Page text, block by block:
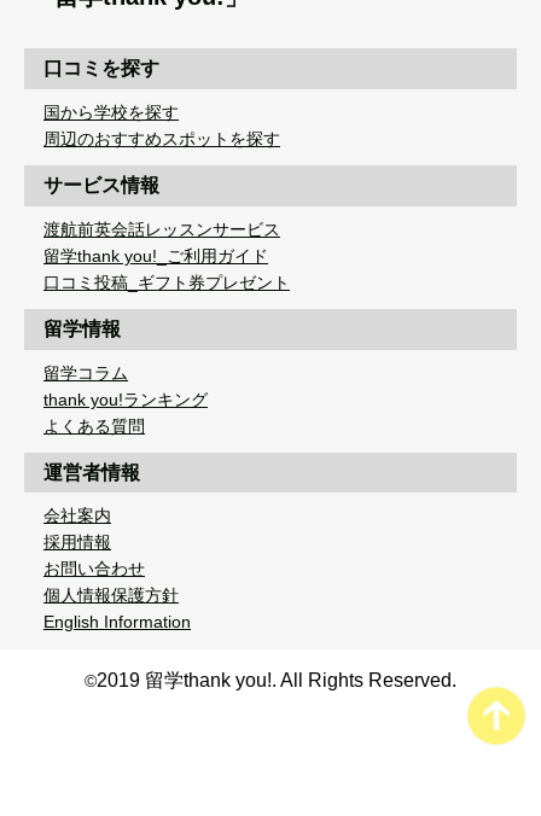
口コミを探す
国から学校を探す
周辺のおすすめスポットを探す
サービス情報
渡航前英会話レッスンサービス
留学thank you!_ご利用ガイド
口コミ投稿_ギフト券プレゼント
留学情報
留学コラム
thank you!ランキング
よくある質問
運営者情報
会社案内
採用情報
お問い合わせ
個人情報保護方針
English Information
©2019 留学thank you!. All Rights Reserved.